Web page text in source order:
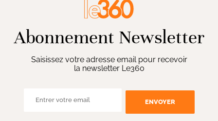
Abonnement Newsletter
Saisissez votre adresse email pour recevoir
la newsletter Le360
ENVOYER